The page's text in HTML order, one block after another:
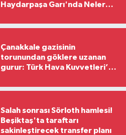
Haydarpaşa Garı'nda Neler
Çanakkale gazisinin
torunundan göklere uzanan
gurur: Türk Hava Kuvvetleri’nin
Salah sonrası Sörloth hamlesi!
Beşiktaş'ta taraftarı
sakinleştirecek transfer planı